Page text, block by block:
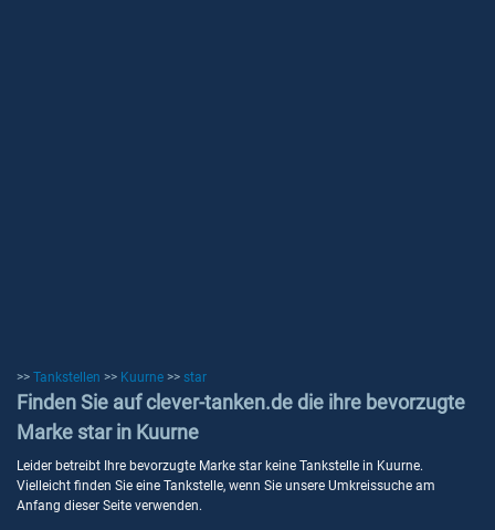
>> Tankstellen >> Kuurne >> star
Finden Sie auf clever-tanken.de die ihre bevorzugte
Marke star in Kuurne
Leider betreibt Ihre bevorzugte Marke star keine Tankstelle in Kuurne.
Vielleicht finden Sie eine Tankstelle, wenn Sie unsere Umkreissuche am
Anfang dieser Seite verwenden.